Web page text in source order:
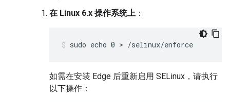
在 Linux 6.x 操作系统上 ：
sudo echo 0 > /selinux/enforce
如需在安装 Edge 后重新启用 SELinux，请执行
以下操作：